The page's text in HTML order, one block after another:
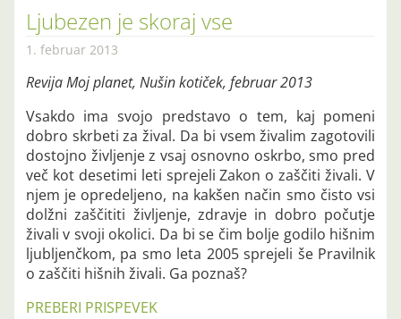
Ljubezen je skoraj vse
1. februar 2013
Revija Moj planet, Nušin kotiček, februar 2013
Vsakdo ima svojo predstavo o tem, kaj pomeni
dobro skrbeti za žival. Da bi vsem živalim zagotovili
dostojno življenje z vsaj osnovno oskrbo, smo pred
več kot desetimi leti sprejeli Zakon o zaščiti živali. V
njem je opredeljeno, na kakšen način smo čisto vsi
dolžni zaščititi življenje, zdravje in dobro počutje
živali v svoji okolici. Da bi se čim bolje godilo hišnim
ljubljenčkom, pa smo leta 2005 sprejeli še Pravilnik
o zaščiti hišnih živali. Ga poznaš?
PREBERI PRISPEVEK